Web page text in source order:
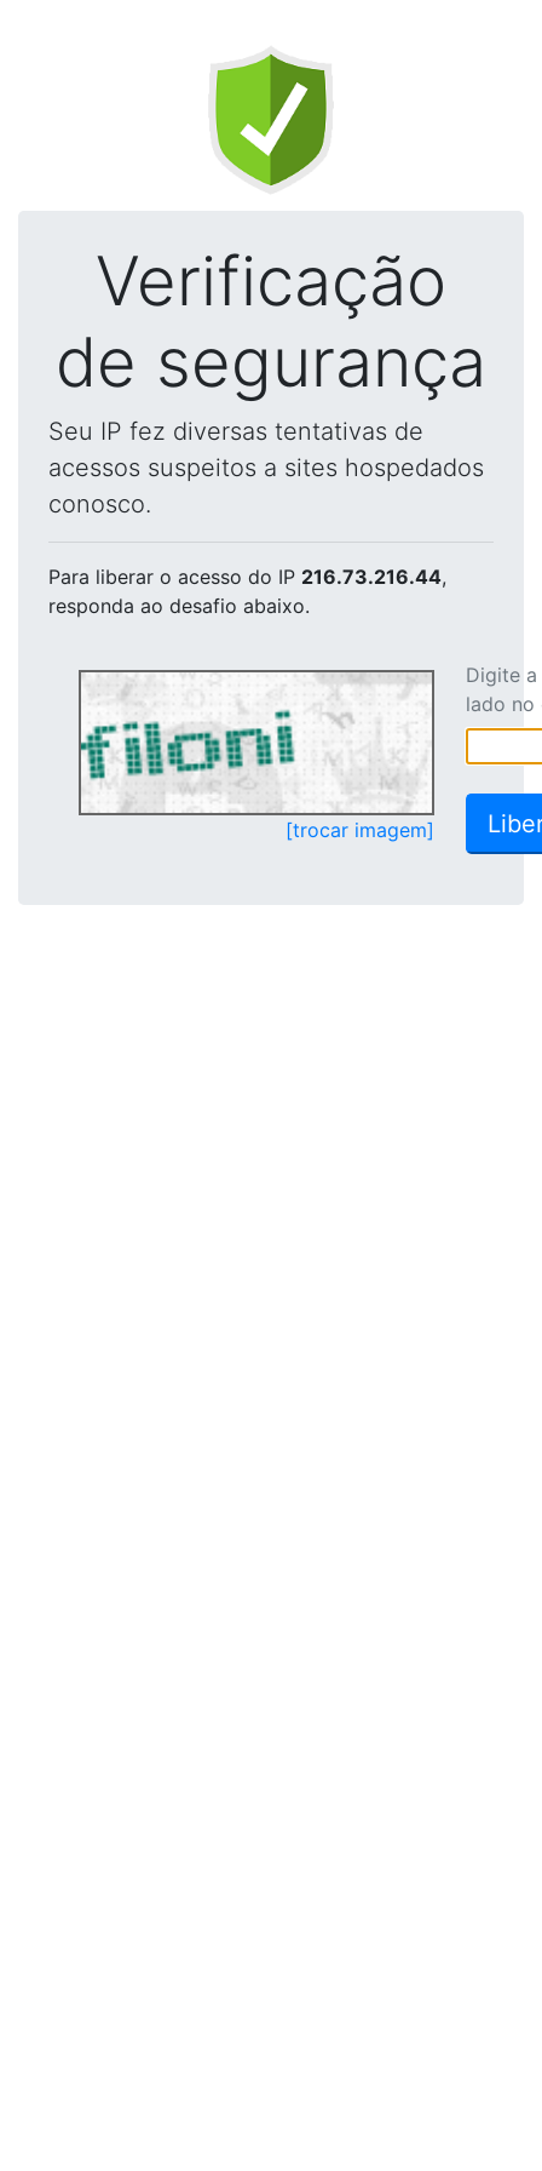
Verificação
de segurança
Seu IP fez diversas tentativas de
acessos suspeitos a sites hospedados
conosco.
Para liberar o acesso do IP 216.73.216.44,
responda ao desafio abaixo.
[trocar imagem]
Digite
lado no